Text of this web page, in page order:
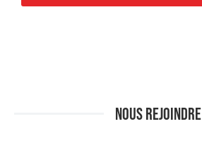
NOUS REJOINDRE